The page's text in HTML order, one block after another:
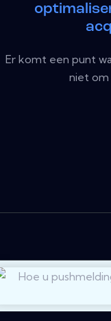
Er komt een punt
niet om